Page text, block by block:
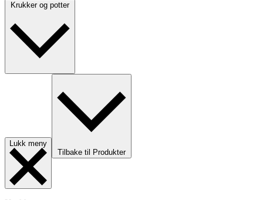
Krukker og potter
Lukk meny
Tilbake til Produkter